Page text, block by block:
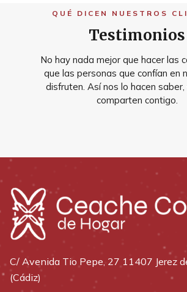
QUÉ DICEN NUESTROS
Testimonios
No hay nada mejor que hacer las
que las personas que confían en
disfruten. Así nos lo hacen
comparten contigo.
C/ Avenida Tio Pepe, 27 11407 Jerez
(Cádiz)